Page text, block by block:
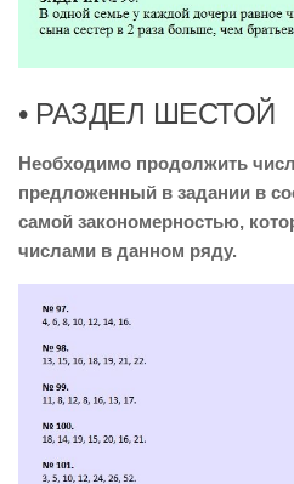
• РАЗДЕЛ ШЕСТОЙ
Необходимо продолжить
предложенный в задании в
самой закономерностью,
числами в данном ряду.